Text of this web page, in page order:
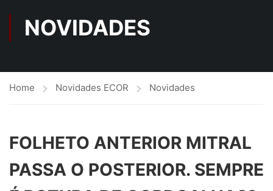
NOVIDADES
Home Novidades ECOR Novidades
FOLHETO ANTERIOR MITRAL
PASSA O POSTERIOR. SEMPRE